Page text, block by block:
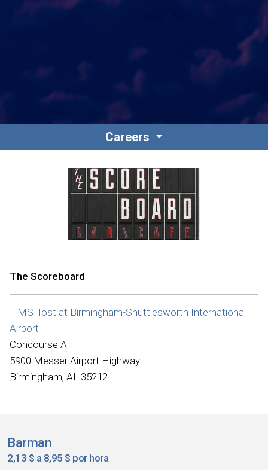
Careers
The Scoreboard
HMSHost at Birmingham-Shuttlesworth International
Airport
Concourse A
5900 Messer Airport Highway
Birmingham, AL 35212
Barman
2,13 $ a 8,95 $ por hora